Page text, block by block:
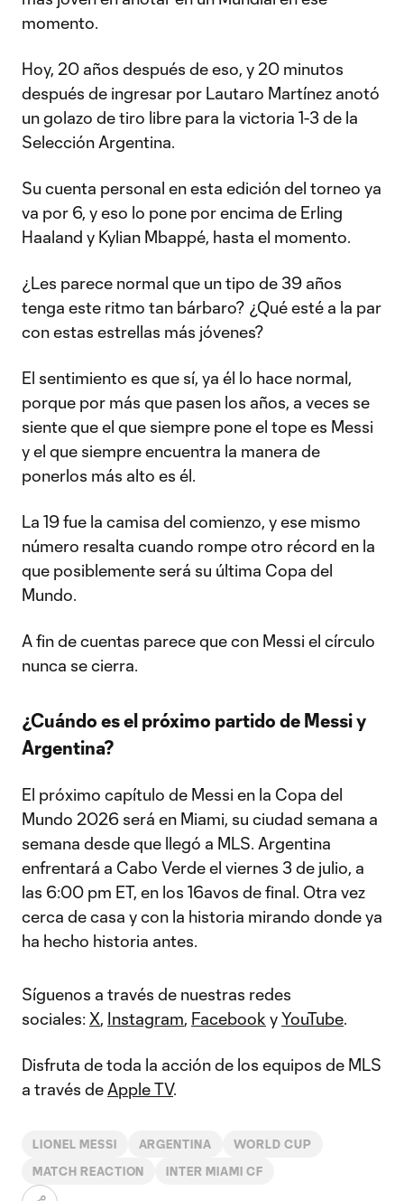
momento.
Hoy, 20 años después de eso, y 20 minutos
después de ingresar por Lautaro Martínez anotó
un golazo de tiro libre para la victoria 1-3 de la
Selección Argentina.
Su cuenta personal en esta edición del torneo ya
va por 6, y eso lo pone por encima de Erling
Haaland y Kylian Mbappé, hasta el momento.
¿Les parece normal que un tipo de 39 años
tenga este ritmo tan bárbaro? ¿Qué esté a la par
con estas estrellas más jóvenes?
El sentimiento es que sí, ya él lo hace normal,
porque por más que pasen los años, a veces se
siente que el que siempre pone el tope es Messi
y el que siempre encuentra la manera de
ponerlos más alto es él.
La 19 fue la camisa del comienzo, y ese mismo
número resalta cuando rompe otro récord en la
que posiblemente será su última Copa del
Mundo.
A fin de cuentas parece que con Messi el círculo
nunca se cierra.
¿Cuándo es el próximo partido de Messi y
Argentina?
El próximo capítulo de Messi en la Copa del
Mundo 2026 será en Miami, su ciudad semana a
semana desde que llegó a MLS. Argentina
enfrentará a Cabo Verde el viernes 3 de julio, a
las 6:00 pm ET, en los 16avos de final. Otra vez
cerca de casa y con la historia mirando donde ya
ha hecho historia antes.
Síguenos a través de nuestras redes
sociales: X, Instagram, Facebook yYouTube.
Disfruta de toda la acción de los equipos de MLS
a través de Apple TV.
LIONEL MESSI ARGENTINA WORLD CUP
MATCH REACTION INTER MIAMI CF